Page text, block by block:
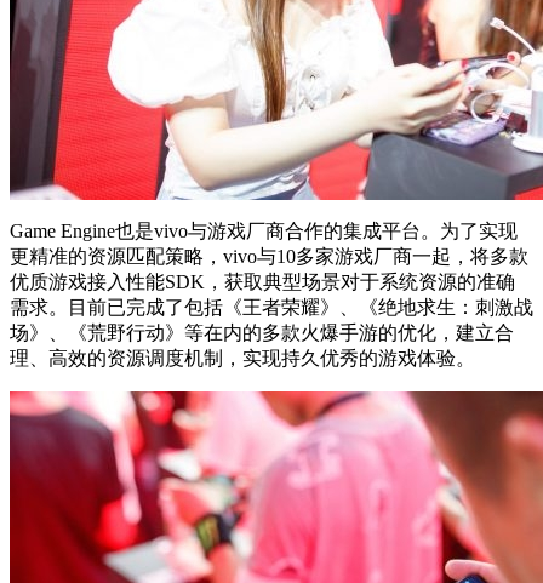
Game Engine也是vivo与游戏厂商合作的集成平台。为了实现
更精准的资源匹配策略，vivo与10多家游戏厂商一起，将多款
优质游戏接入性能SDK，获取典型场景对于系统资源的准确
需求。目前已完成了包括《王者荣耀》、《绝地求生：刺激战
场》、《荒野行动》等在内的多款火爆手游的优化，建立合
理、高效的资源调度机制，实现持久优秀的游戏体验。